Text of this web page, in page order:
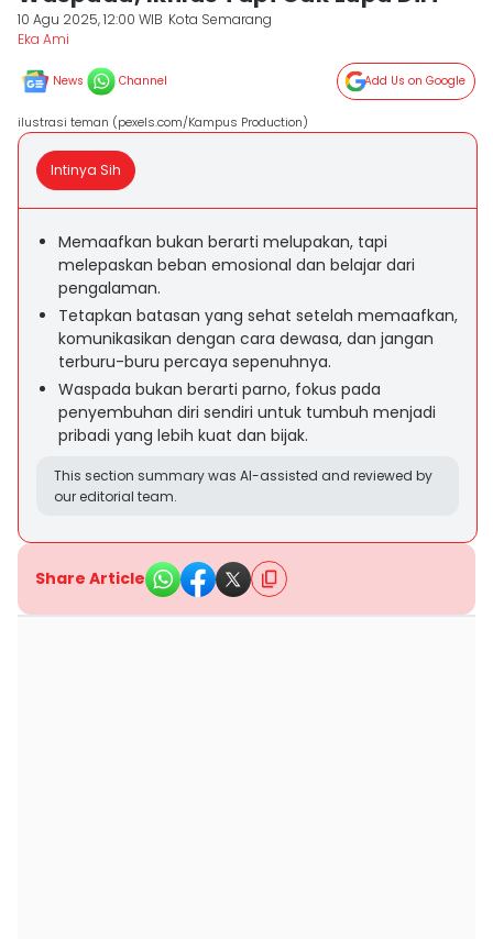
10 Agu 2025, 12:00 WIB Kota Semarang
Eka Ami
News Channel Add Us on Google
ilustrasi teman (pexels.com/Kampus Production)
Intinya Sih
Memaafkan bukan berarti melupakan, tapi
melepaskan beban emosional dan belajar dari
pengalaman.
Tetapkan batasan yang sehat setelah memaafkan,
komunikasikan dengan cara dewasa, dan jangan
terburu-buru percaya sepenuhnya.
Waspada bukan berarti parno, fokus pada
penyembuhan diri sendiri untuk tumbuh menjadi
pribadi yang lebih kuat dan bijak.
This section summary was AI-assisted and reviewed by
our editorial team.
Share Article